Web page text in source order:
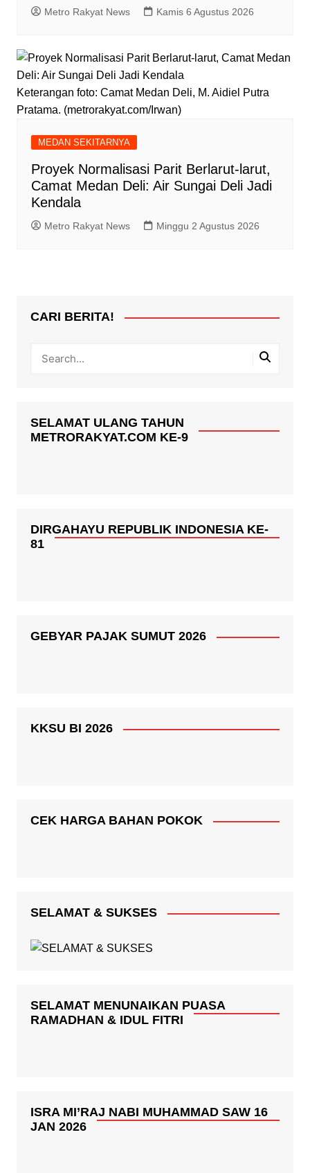
Metro Rakyat News Kamis 6 Agustus 2026
Keterangan foto: Camat Medan Deli, M. Aidiel Putra
Pratama. (metrorakyat.com/Irwan)
MEDAN SEKITARNYA
Proyek Normalisasi Parit Berlarut-larut,
Camat Medan Deli: Air Sungai Deli Jadi
Kendala
Metro Rakyat News Minggu 2 Agustus 2026
CARI BERITA!
SELAMAT ULANG TAHUN
METRORAKYAT.COM KE-9
DIRGAHAYU REPUBLIK INDONESIA KE-
81
GEBYAR PAJAK SUMUT 2026
KKSU BI 2026
CEK HARGA BAHAN POKOK
SELAMAT & SUKSES
SELAMAT MENUNAIKAN PUASA
RAMADHAN & IDUL FITRI
ISRA MI’RAJ NABI MUHAMMAD SAW 16
JAN 2026